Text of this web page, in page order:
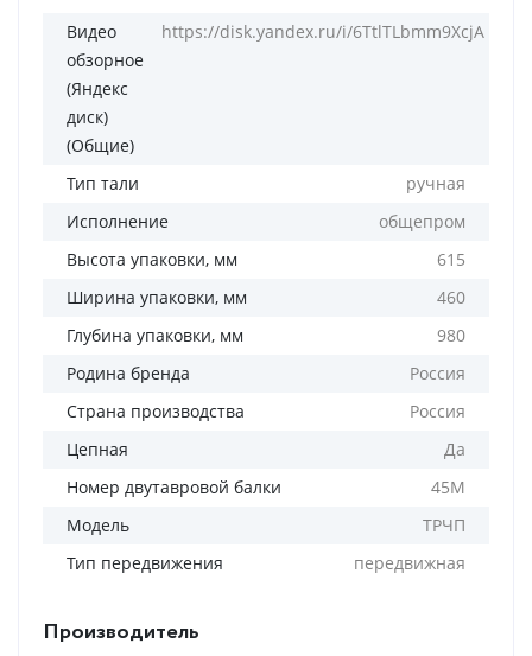
Видео
обзорное
(Яндекс
диск)
(Общие)
https://disk.yandex.ru/i/6TtlTLbmm9XcjA
Тип тали
ручная
Исполнение
общепром
Высота упаковки, мм
615
Ширина упаковки, мм
460
Глубина упаковки, мм
980
Родина бренда
Россия
Страна производства
Россия
Цепная
Да
Номер двутавровой балки
45M
Модель
ТРЧП
Тип передвижения
передвижная
Производитель